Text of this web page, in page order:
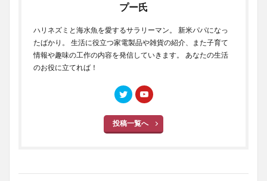
プー氏
ハリネズミと海水魚を愛するサラリーマン。 新米パパになっ
たばかり。 生活に役立つ家電製品や雑貨の紹介、また子育て
情報や趣味の工作の内容を発信していきます。 あなたの生活
のお役に立てれば！
投稿一覧へ